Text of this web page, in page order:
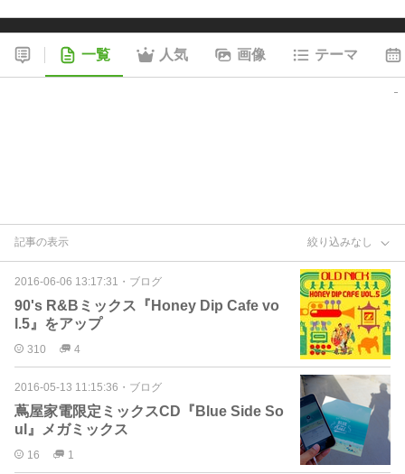
一覧 人気 画像 テーマ
記事の表示 絞り込みなし
2016-06-06 13:17:31 ・ ブログ
90's R&Bミックス『Honey Dip Cafe vo
l.5』をアップ
310 4
2016-05-13 11:15:36 ・ ブログ
蔦屋家電限定ミックスCD『Blue Side So
ul』メガミックス
16 1